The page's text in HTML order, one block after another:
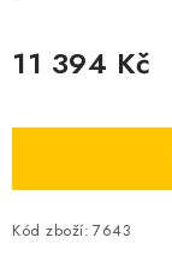
11 394 Kč
Kód zboží: 7643